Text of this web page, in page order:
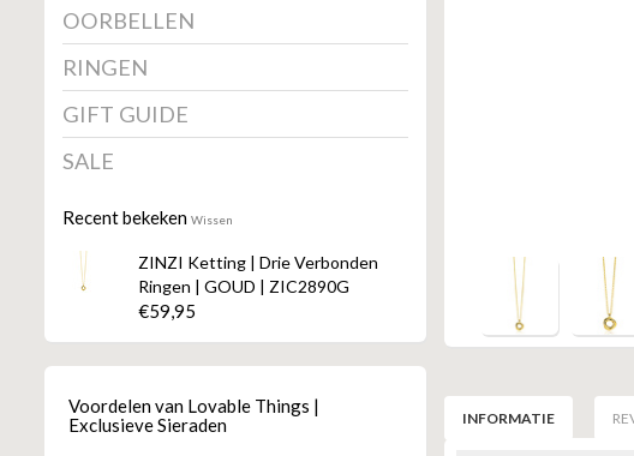
OORBELLEN
RINGEN
GIFT GUIDE
SALE
Recent bekeken Wissen
ZINZI Ketting | Drie Verbonden
Ringen | GOUD | ZIC2890G
€59,95
Voordelen van Lovable Things |
Exclusieve Sieraden
INFORMATIE